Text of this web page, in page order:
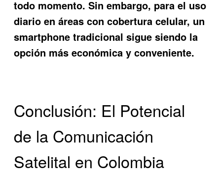
todo momento. Sin embargo, para el uso
diario en áreas con cobertura celular, un
smartphone tradicional sigue siendo la
opción más económica y conveniente.
Conclusión: El Potencial
de la Comunicación
Satelital en Colombia